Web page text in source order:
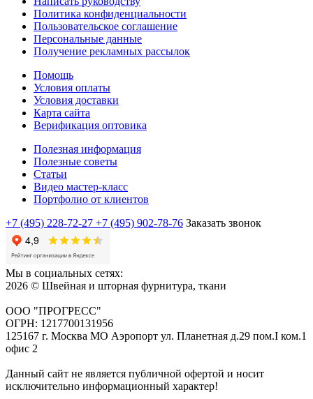
Политика конфиденциальности
Пользовательское соглашение
Персональные данные
Получение рекламных рассылок
Помощь
Условия оплаты
Условия доставки
Карта сайта
Верификация оптовика
Полезная информация
Полезные советы
Статьи
Видео мастер-класс
Портфолио от клиентов
+7 (495) 228-72-27 +7 (495) 902-78-76 Заказать звонок
Мы в социальных сетях:
2026 © Швейная и шторная фурнитура, ткани
ООО "ПРОГРЕСС"
ОГРН: 1217700131956
125167 г. Москва МО Аэропорт ул. Планетная д.29 пом.I ком.1
офис 2
Данный сайт не является публичной офертой и носит
исключительно информационный характер!